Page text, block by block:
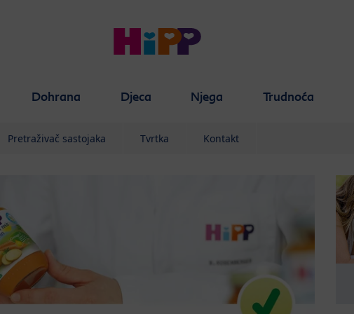
Dohrana Djeca Njega Trudnoća
Pretraživač sastojaka Tvrtka Kontakt